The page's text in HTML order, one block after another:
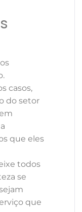
casos,
do setor
que eles
todos
se
que